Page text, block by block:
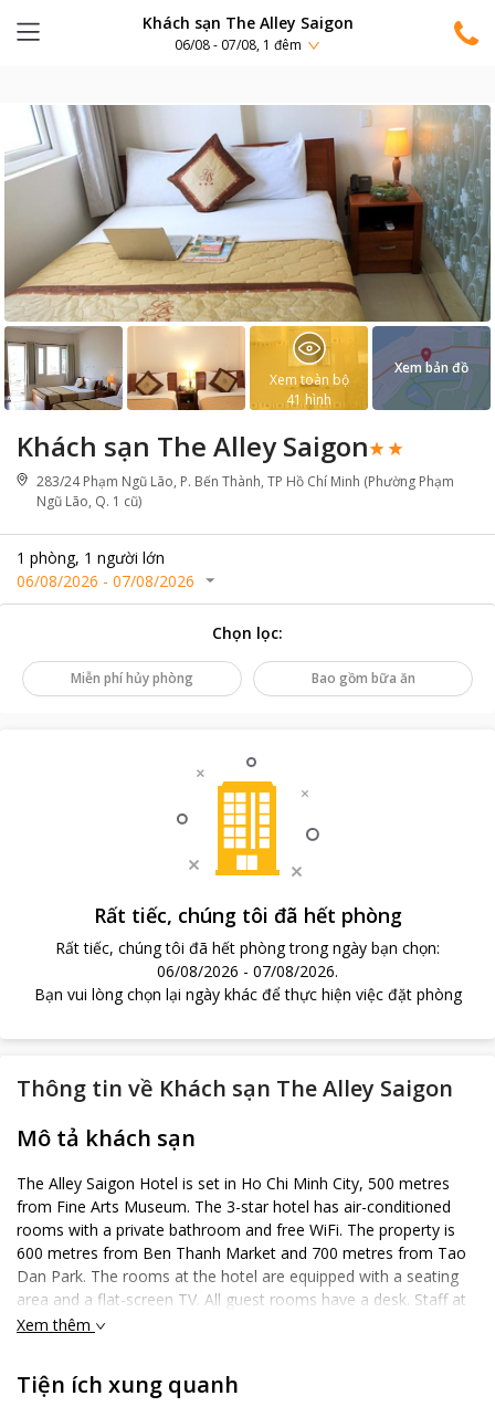
Khách sạn The Alley Saigon
06/08 - 07/08, 1 đêm
Khách sạn The Alley Saigon
283/24 Phạm Ngũ Lão, P. Bến Thành, TP Hồ Chí Minh (Phường Phạm
Ngũ Lão, Q. 1 cũ)
1 phòng, 1 người lớn
06/08/2026 - 07/08/2026
Xem toàn bộ
41 hình
Xem bản đồ
Chọn lọc:
Miễn phí hủy phòng Bao gồm bữa ăn
Rất tiếc, chúng tôi đã hết phòng
Rất tiếc, chúng tôi đã hết phòng trong ngày bạn chọn:
06/08/2026 - 07/08/2026.
Bạn vui lòng chọn lại ngày khác để thực hiện việc đặt phòng
Thông tin về Khách sạn The Alley Saigon
Mô tả khách sạn
The Alley Saigon Hotel is set in Ho Chi Minh City, 500 metres
from Fine Arts Museum. The 3-star hotel has air-conditioned
rooms with a private bathroom and free WiFi. The property is
600 metres from Ben Thanh Market and 700 metres from Tao
Dan Park. The rooms at the hotel are equipped with a seating
area and a flat-screen TV. All guest rooms have a desk. Staff at
the 24-hour front desk speak English and Vietnamese. Popular
Palace. Tan Son Nhat International Airport is 7 km from the
Xem thêm
Tiện ích xung quanh